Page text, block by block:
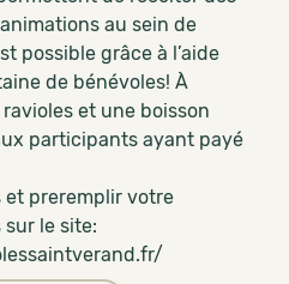
au sein de
possible grâce à l’aide
de bénévoles! À
et une boisson
participants ayant payé
et preremplir votre
le site: